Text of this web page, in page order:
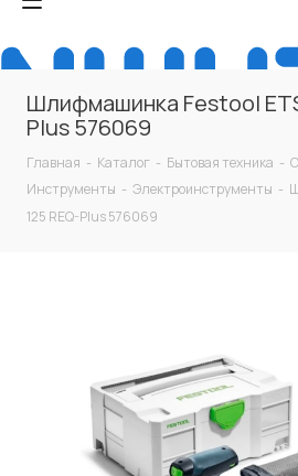
Шлифмашинка Festool
Plus 576069
Главная - Каталог - Бытовая техника -
Инструменты - Электроинструменты -
125 REQ-Plus 576069